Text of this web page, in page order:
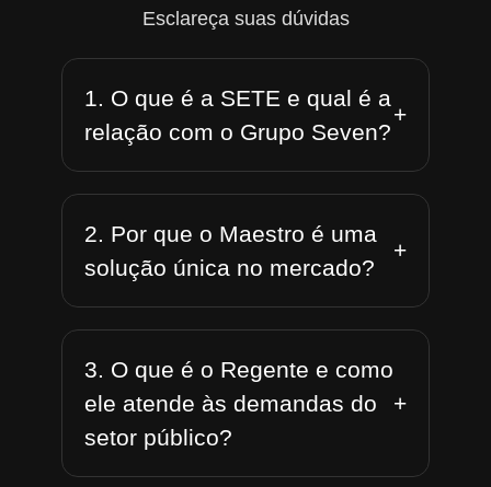
Esclareça suas dúvidas
1. O que é a SETE e qual é a
relação com o Grupo Seven?
+
2. Por que o Maestro é uma
solução única no mercado?
+
3. O que é o Regente e como
ele atende às demandas do
setor público?
+